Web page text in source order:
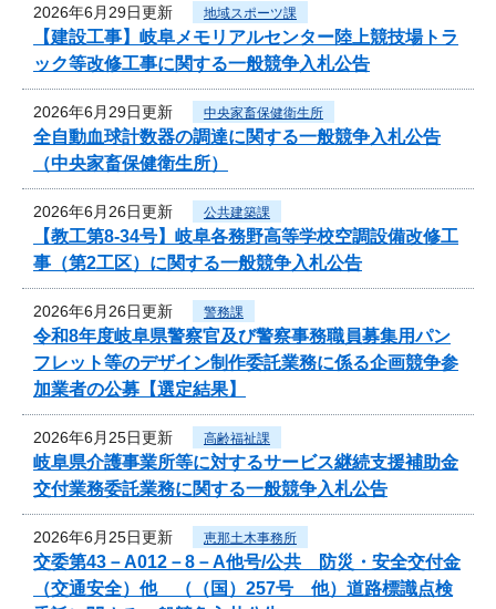
2026年6月29日更新 地域スポーツ課
【建設工事】岐阜メモリアルセンター陸上競技場トラ
ック等改修工事に関する一般競争入札公告
2026年6月29日更新 中央家畜保健衛生所
全自動血球計数器の調達に関する一般競争入札公告
（中央家畜保健衛生所）
2026年6月26日更新 公共建築課
【教工第8-34号】岐阜各務野高等学校空調設備改修工
事（第2工区）に関する一般競争入札公告
2026年6月26日更新 警務課
令和8年度岐阜県警察官及び警察事務職員募集用パン
フレット等のデザイン制作委託業務に係る企画競争参
加業者の公募【選定結果】
2026年6月25日更新 高齢福祉課
岐阜県介護事業所等に対するサービス継続支援補助金
交付業務委託業務に関する一般競争入札公告
2026年6月25日更新 恵那土木事務所
交委第43－A012－8－A他号/公共 防災・安全交付金
（交通安全）他 （（国）257号 他）道路標識点検